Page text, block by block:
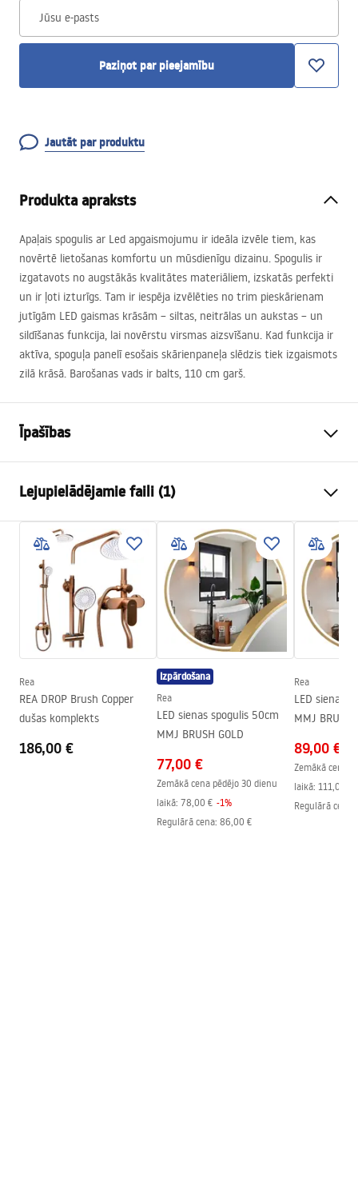
Jūsu e-pasts
Paziņot par pieejamību
Jautāt par produktu
Produkta apraksts
Apaļais spogulis ar Led apgaismojumu ir ideāla izvēle tiem, kas
novērtē lietošanas komfortu un mūsdienīgu dizainu. Spogulis ir
izgatavots no augstākās kvalitātes materiāliem, izskatās perfekti
un ir ļoti izturīgs. Tam ir iespēja izvēlēties no trim pieskārienam
jutīgām LED gaismas krāsām – siltas, neitrālas un aukstas – un
sildīšanas funkcija, lai novērstu virsmas aizsvīšanu. Kad funkcija ir
aktīva, spoguļa panelī esošais skārienpaneļa slēdzis tiek izgaismots
zilā krāsā. Barošanas vads ir balts, 110 cm garš.
Īpašības
Platums
Dziļums
20mm
LED apgaismojums
Jā
Rāmis
Jā
Rāmja krāsa
Matēts varš
Rāmja materiāls
Alumīnijs
Forma
Apaļš
Pretapdukošanas
Jā
Power
24 mēneši
Lejupielādējamie faili (1)
manual mirror led
manual mirror led.pdf
Rea
REA DROP Brush Copper
dušas komplekts
186,00 €
Izpārdošana
Rea
LED sienas spogulis 50cm
MMJ BRUSH GOLD
77,00 €
Zemākā cena pēdējo 30 dienu
laikā: 78,00 € -1%
Regulārā cena: 86,00 €
Rea
LED sienas
MMJ BRUSH
89,00 €
Zemākā cena
laikā: 111,00 €
Regulārā cena